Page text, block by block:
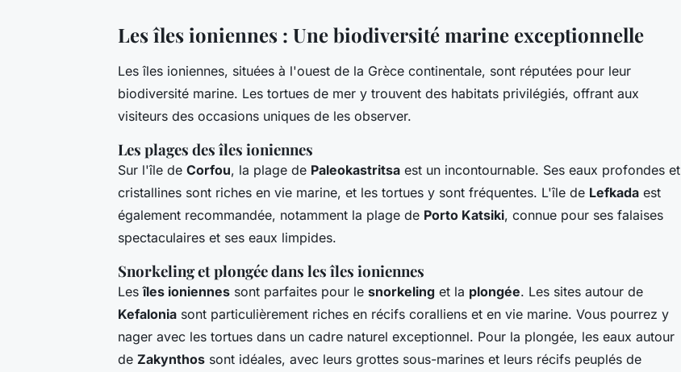
Les îles ioniennes : Une biodiversité marine exceptionnelle
Les îles ioniennes, situées à l'ouest de la Grèce continentale, sont réputées pour leur
biodiversité marine. Les tortues de mer y trouvent des habitats privilégiés, offrant aux
visiteurs des occasions uniques de les observer.
Les plages des îles ioniennes
Sur l'île de Corfou, la plage de Paleokastritsa est un incontournable. Ses eaux profondes et
cristallines sont riches en vie marine, et les tortues y sont fréquentes. L'île de Lefkada est
également recommandée, notamment la plage de Porto Katsiki, connue pour ses falaises
spectaculaires et ses eaux limpides.
Snorkeling et plongée dans les îles ioniennes
Lesîles ioniennes sont parfaites pour le snorkeling et la plongée. Les sites autour de
Kefalonia sont particulièrement riches en récifs coralliens et en vie marine. Vous pourrez y
nager avec les tortues dans un cadre naturel exceptionnel. Pour la plongée, les eaux autour
de Zakynthos sont idéales, avec leurs grottes sous-marines et leurs récifs peuplés de